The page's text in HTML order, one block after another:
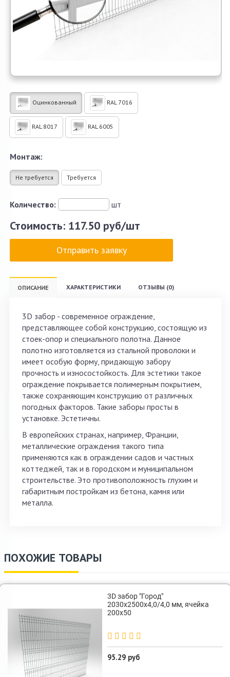
Оцинкованный RAL 7016
RAL 8017 RAL 6005
Монтаж:
Не требуется Требуется
Количество: шт
Стоимость: 117.50 руб/шт
Отправить заявку
ОПИСАНИЕ ХАРАКТЕРИСТИКИ ОТЗЫВЫ (0)
3D забор - современное ограждение,
представляющее собой конструкцию, состоящую из
стоек-опор и специального полотна. Данное
полотно изготовляется из стальной проволоки и
имеет особую форму, придающую забору
прочность и износостойкость. Для эстетики такое
ограждение покрывается полимерным покрытием,
также сохраняющим конструкцию от различных
погодных факторов. Такие заборы просты в
установке. Эстетичны.
В европейских странах, например, Франции,
металлические ограждения такого типа
применяются как в ограждении садов и частных
коттеджей, так и в городском и муниципальном
строительстве. Это противоположность глухим и
габаритным постройкам из бетона, камня или
металла.
ПОХОЖИЕ ТОВАРЫ
3D забор "Город"
2030х2500х4,0/4,0 мм, ячейка
200х50
95.29 руб